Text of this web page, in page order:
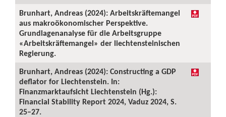
Brunhart, Andreas (2024): Arbeitskräftemangel
aus makroökonomischer Perspektive.
Grundlagenanalyse für die Arbeitsgruppe
«Arbeitskräftemangel» der liechtensteinischen
Regierung.
Brunhart, Andreas (2024): Constructing a GDP
deflator for Liechtenstein. In:
Finanzmarktaufsicht Liechtenstein (Hg.):
Financial Stability Report 2024, Vaduz 2024, S.
25–27.